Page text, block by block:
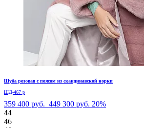
Шуба розовая с поясом из скандинавской норки
ШД-467 р
359 400 руб. 449 300 руб. 20%
44
46